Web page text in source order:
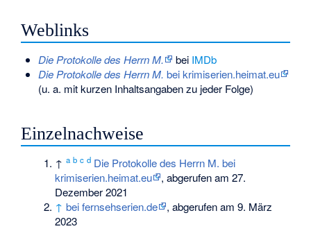
Weblinks
Die Protokolle des Herrn M. bei IMDb
Die Protokolle des Herrn M. bei krimiserien.heimat.eu
(u. a. mit kurzen Inhaltsangaben zu jeder Folge)
Einzelnachweise
↑a b c d Die Protokolle des Herrn M. bei
krimiserien.heimat.eu
, abgerufen am 27.
Dezember 2021
↑ bei fernsehserien.de
, abgerufen am 9. März
2023